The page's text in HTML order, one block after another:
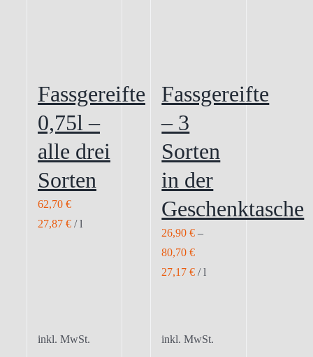
Fassgereifte
0,75l –
alle drei
Sorten
62,70 €
27,87 €/l
inkl. MwSt.
Fassgereifte
– 3
Sorten
in der
Geschenktasche
26,90€ –
80,70€
27,17€ /l
inkl. MwSt.